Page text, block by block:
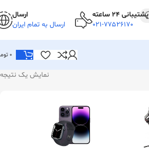
پشتیبانی 24 ساعته
021-77526170
ارسال
ارسال به تمام ایران
0
نمایش یک نتیجه